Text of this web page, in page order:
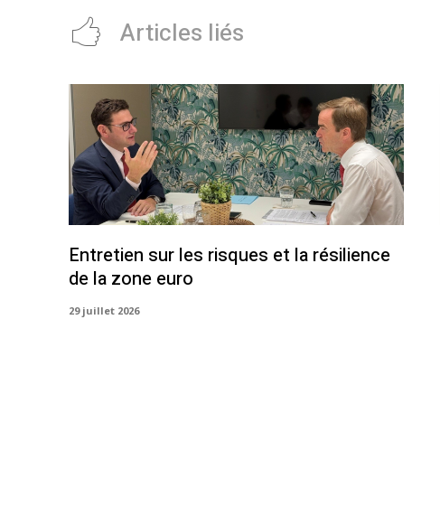
Articles liés
Entretien sur les risques et la résilience
de la zone euro
29 juillet 2026